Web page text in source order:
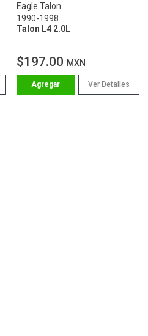
Eagle Talon
1990-1998
Talon L4 2.0L
$197.00 MXN
Ver Detalles